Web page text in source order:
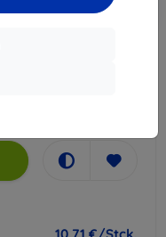
Warenkorb